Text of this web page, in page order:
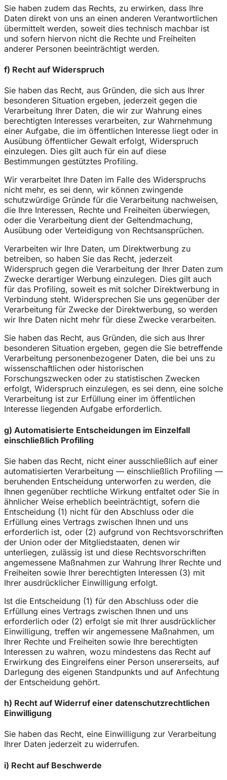
Sie haben zudem das Rechts, zu erwirken, dass Ihre
Daten direkt von uns an einen anderen Verantwortlichen
übermittelt werden, soweit dies technisch machbar ist
und sofern hiervon nicht die Rechte und Freiheiten
anderer Personen beeinträchtigt werden.
f) Recht auf Widerspruch
Sie haben das Recht, aus Gründen, die sich aus Ihrer
besonderen Situation ergeben, jederzeit gegen die
Verarbeitung Ihrer Daten, die wir zur Wahrung eines
berechtigten Interesses verarbeiten, zur Wahrnehmung
einer Aufgabe, die im öffentlichen Interesse liegt oder in
Ausübung öffentlicher Gewalt erfolgt, Widerspruch
einzulegen. Dies gilt auch für ein auf diese
Bestimmungen gestütztes Profiling.
Wir verarbeitet Ihre Daten im Falle des Widerspruchs
nicht mehr, es sei denn, wir können zwingende
schutzwürdige Gründe für die Verarbeitung nachweisen,
die Ihre Interessen, Rechte und Freiheiten überwiegen,
oder die Verarbeitung dient der Geltendmachung,
Ausübung oder Verteidigung von Rechtsansprüchen.
Verarbeiten wir Ihre Daten, um Direktwerbung zu
betreiben, so haben Sie das Recht, jederzeit
Widerspruch gegen die Verarbeitung der Ihrer Daten zum
Zwecke derartiger Werbung einzulegen. Dies gilt auch
für das Profiling, soweit es mit solcher Direktwerbung in
Verbindung steht. Widersprechen Sie uns gegenüber der
Verarbeitung für Zwecke der Direktwerbung, so werden
wir Ihre Daten nicht mehr für diese Zwecke verarbeiten.
Sie haben das Recht, aus Gründen, die sich aus Ihrer
besonderen Situation ergeben, gegen die Sie betreffende
Verarbeitung personenbezogener Daten, die bei uns zu
wissenschaftlichen oder historischen
Forschungszwecken oder zu statistischen Zwecken
erfolgt, Widerspruch einzulegen, es sei denn, eine solche
Verarbeitung ist zur Erfüllung einer im öffentlichen
Interesse liegenden Aufgabe erforderlich.
g) Automatisierte Entscheidungen im Einzelfall
einschließlich Profiling
Sie haben das Recht, nicht einer ausschließlich auf einer
automatisierten Verarbeitung — einschließlich Profiling —
beruhenden Entscheidung unterworfen zu werden, die
Ihnen gegenüber rechtliche Wirkung entfaltet oder Sie in
ähnlicher Weise erheblich beeinträchtigt, sofern die
Entscheidung (1) nicht für den Abschluss oder die
Erfüllung eines Vertrags zwischen Ihnen und uns
erforderlich ist, oder (2) aufgrund von Rechtsvorschriften
der Union oder der Mitgliedstaaten, denen wir
unterliegen, zulässig ist und diese Rechtsvorschriften
angemessene Maßnahmen zur Wahrung Ihrer Rechte und
Freiheiten sowie Ihrer berechtigten Interessen (3) mit
Ihrer ausdrücklicher Einwilligung erfolgt.
Ist die Entscheidung (1) für den Abschluss oder die
Erfüllung eines Vertrags zwischen Ihnen und uns
erforderlich oder (2) erfolgt sie mit Ihrer ausdrücklicher
Einwilligung, treffen wir angemessene Maßnahmen, um
Ihrer Rechte und Freiheiten sowie Ihre berechtigten
Interessen zu wahren, wozu mindestens das Recht auf
Erwirkung des Eingreifens einer Person unsererseits, auf
Darlegung des eigenen Standpunkts und auf Anfechtung
der Entscheidung gehört.
h) Recht auf Widerruf einer datenschutzrechtlichen
Einwilligung
Sie haben das Recht, eine Einwilligung zur Verarbeitung
Ihrer Daten jederzeit zu widerrufen.
i) Recht auf Beschwerde